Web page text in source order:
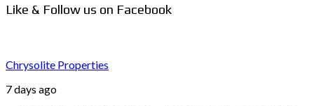
Like & Follow us on Facebook
Chrysolite Properties
7 days ago